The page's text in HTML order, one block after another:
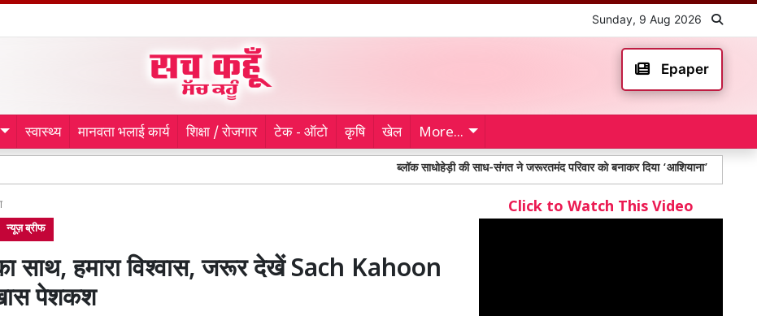
Sunday, 9 Aug 2026
Epaper
स्वास्थ्य मानवता भलाई कार्य शिक्षा / रोजगार टेक - ऑटो कृषि खेल More...
ब्लॉक साधोहेड़ी की साध-संगत ने जरूरतमंद परिवार को बनाकर दिया ‘आशियाना’ Anantapur
न्यूज़ ब्रीफ
साथ, हमारा विश्वास, जरूर देखें Sach Kahoon
पेशकश
Click to Watch This Video